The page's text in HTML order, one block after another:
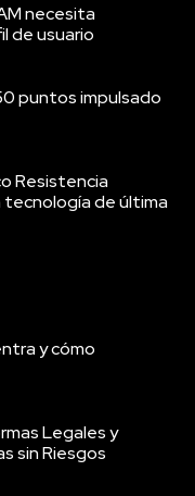
necesita
de usuario
puntos impulsado
Resistencia
tecnología de última
y cómo
Legales y
sin Riesgos